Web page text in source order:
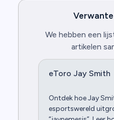
We hebben een
artikelen
eToro Jay Smith
Ontdek hoe Jay
esportswereld